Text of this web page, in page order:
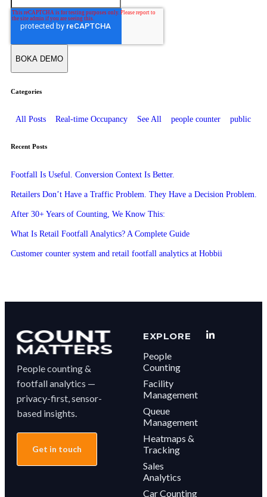
Categories
All Posts Real-time Occupancy See All people counter public
Recent Posts
Footfall Is Useful. Conversion Context Is Better.
Retailers Don’t Have a Traffic Problem. They Have a Decision Problem.
After 30+ Years of Counting, We Know This:
What Is Retail Footfall Analytics? A Complete Guide
Customer counter system and retail footfall analytics at Hobbii
People counting &
footfall analytics —
privacy-first, sensor-
based insights.
Get in touch
EXPLORE
People
Counting
Facility
Management
Queue
Management
Heatmaps &
Tracking
Sales
Analytics
Car Counting